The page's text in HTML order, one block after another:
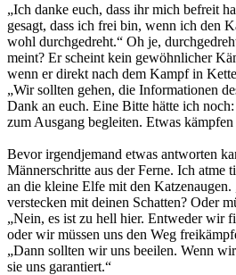
„Ich danke euch, dass ihr mich befreit
gesagt, dass ich frei bin, wenn ich den
wohl durchgedreht.“ Oh je,
meint? Er scheint kein gewöhnlicher
wenn er direkt nach dem Kampf in
„Wir sollten gehen, die Informationen
Dank an euch. Eine Bitte hätte ich
zum Ausgang begleiten. Etwas
Bevor irgendjemand etwas antworten
Männerschritte aus der Ferne. Ich atme
an die kleine Elfe mit den Katzenaugen.
verstecken mit deinen Schatten? Oder
„Nein, es ist zu hell hier. Entweder wir
oder wir müssen uns den Weg
„Dann sollten wir uns beeilen. Wenn
sie uns garantiert.“